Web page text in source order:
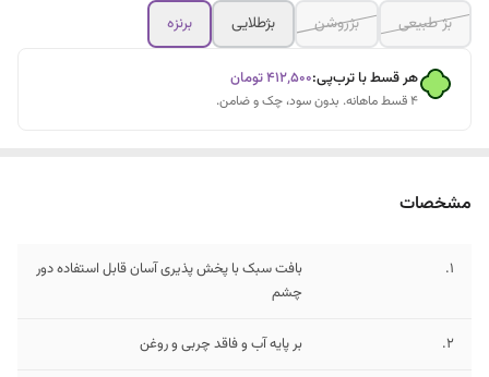
بژ طبیعی
بژروشن بژطلایی برنزه
هر قسط با ترب‌پی:۴۱۲٬۵۰۰تومان
۴ قسط ماهانه. بدون سود، چک و ضامن.
مشخصات
۱.
بافت سبک با پخش پذیری آسان قابل استفاده دور
چشم
۲. بر پایه آب و فاقد چربی و روغن